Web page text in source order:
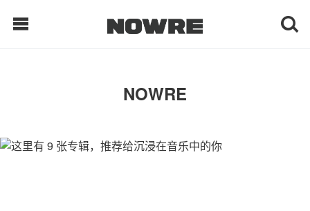
每日鲜榨
现客视点
NOWRE